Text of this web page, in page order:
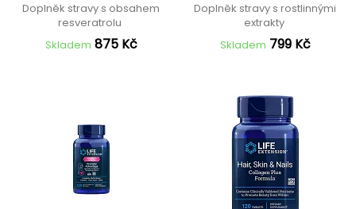
Doplněk stravy s obsahem
resveratrolu
Skladem 875 Kč
Doplněk stravy s rostlinnými
extrakty
Skladem 799 Kč